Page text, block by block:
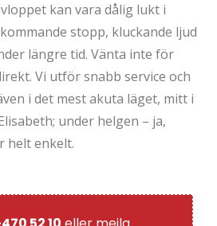
kan vara dålig lukt i
stopp, kluckande ljud
längre tid. Vänta inte för
Vi utför snabb service och
i det mest akuta läget, mitt i
under helgen – ja,
helt enkelt.